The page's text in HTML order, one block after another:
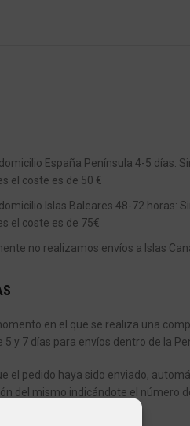
España Península 4-5 días:
el coste es de 50 €
Islas Baleares 48-72 horas:
el coste es de 75€
no realizamos envíos a Islas
en el que se realiza una
5 y 7 días para envíos dentro de la
el pedido haya sido enviado,
del mismo indicándote el número